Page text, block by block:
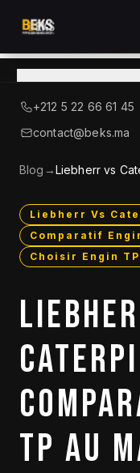
LIEBHERR —
Produits
Services
Secteurs
Blog
+212 5 22 66 61 45
contact@beks.ma
Blog →Liebherr vs
Liebherr Vs
Comparatif
Choisir Engin TP
TP AU